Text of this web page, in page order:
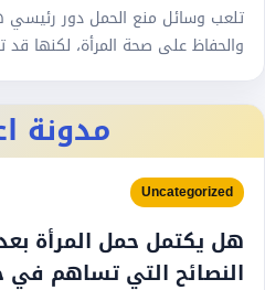
تلعب وسائل منع الحمل دور رئيسي
والحفاظ على صحة المرأة، لكنها
مدونة
Uncategorized
هل يكتمل حمل المرأة
النصائح التي تساهم